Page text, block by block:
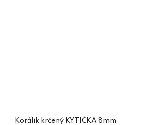
Korálik krčený KYTIČKA 8mm